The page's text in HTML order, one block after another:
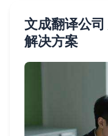
文成翻译公
解决方案